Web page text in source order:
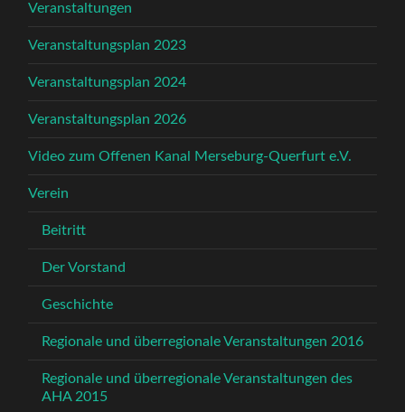
Veranstaltungen
Veranstaltungsplan 2023
Veranstaltungsplan 2024
Veranstaltungsplan 2026
Video zum Offenen Kanal Merseburg-Querfurt e.V.
Verein
Beitritt
Der Vorstand
Geschichte
Regionale und überregionale Veranstaltungen 2016
Regionale und überregionale Veranstaltungen des
AHA 2015